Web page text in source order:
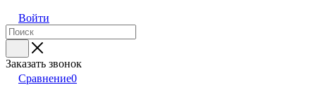
Войти
Заказать звонок
Сравнение0